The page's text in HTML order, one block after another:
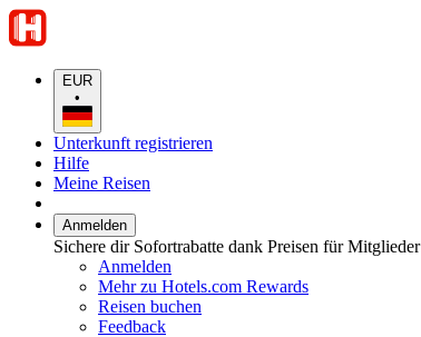
EUR
•
Unterkunft registrieren
Hilfe
Meine Reisen
Anmelden
Sichere dir Sofortrabatte dank Preisen für Mitglieder
Anmelden
Mehr zu Hotels.com Rewards
Reisen buchen
Feedback